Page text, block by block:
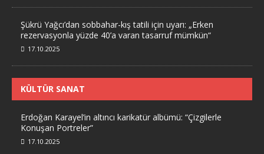
Şükrü Yağcı’dan sobbahar-kış tatili için uyarı: „Erken
rezervasyonla yüzde 40’a varan tasarruf mümkün“
17.10.2025
KÜLTÜR SANAT
Erdoğan Karayel’in altıncı karikatür albümü: “Çizgilerle
Konuşan Portreler”
17.10.2025